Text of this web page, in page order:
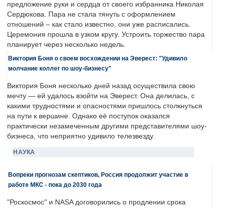
предложение руки и сердца от своего избранника Николая
Сердюкова. Пара не стала тянуть с оформлением
отношений – как стало известно, они уже расписались.
Церемония прошла в узком кругу. Устроить торжество пара
планирует через несколько недель.
Виктория Боня о своем восхождении на Эверест: "Удивило
молчание коллег по шоу-бизнесу"
Виктория Боня несколько дней назад осуществила свою
мечту — ей удалось взойти на Эверест. Она делилась, с
какими трудностями и опасностями пришлось столкнуться
на пути к вершине. Однако её поступок оказался
практически незамеченным другими представителями шоу-
бизнеса, что неприятно удивило телезвезду.
НАУКА
Вопреки прогнозам скептиков, Россия продолжит участие в
работе МКС - пока до 2030 года
"Роскосмос" и NASA договорились о продлении срока